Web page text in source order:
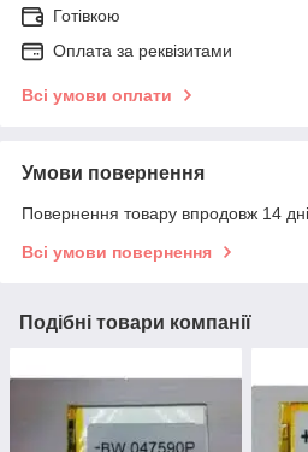
Готівкою
Оплата за реквізитами
Всі умови оплати
Умови повернення
Повернення товару впродовж 14
Всі умови повернення
Подібні товари компанії